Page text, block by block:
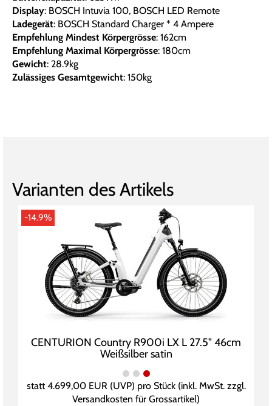
Display: BOSCH Intuvia 100, BOSCH LED Remote
Ladegerät: BOSCH Standard Charger * 4 Ampere
Empfehlung Mindest Körpergrösse: 162cm
Empfehlung Maximal Körpergrösse: 180cm
Gewicht: 28.9kg
Zulässiges Gesamtgewicht: 150kg
Varianten des Artikels
-14.9%
CENTURION Country R900i LX L 27.5" 46cm
Weißsilber satin
statt4.699,00 EUR(UVP) pro Stück (inkl. MwSt. zzgl.
Versandkosten für Grossartikel)